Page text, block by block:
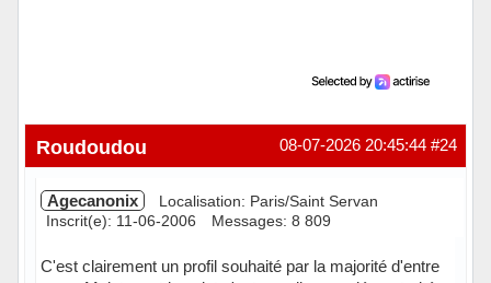
#24
08-07-2026 20:45:44
Roudoudou
Agecanonix
Localisation: Paris/Saint Servan
Inscrit(e): 11-06-2006
Messages: 8 809
C'est clairement un profil souhaité par la majorité d'entre